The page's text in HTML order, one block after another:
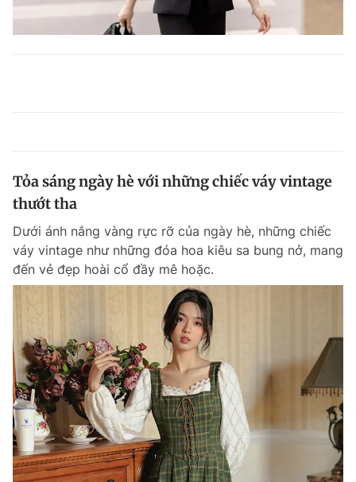
Tỏa sáng ngày hè với những chiếc váy vintage
thướt tha
Dưới ánh nắng vàng rực rỡ của ngày hè, những chiếc
váy vintage như những đóa hoa kiêu sa bung nở, mang
đến vẻ đẹp hoài cổ đầy mê hoặc.